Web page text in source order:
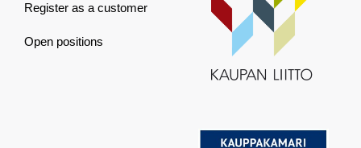
Register as a customer
Open positions